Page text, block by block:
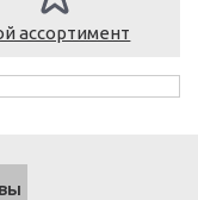
ассортимент